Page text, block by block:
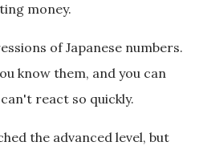
money.
of Japanese numbers.
know them, and you can
react so quickly.
the advanced level, but